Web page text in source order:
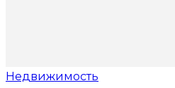
Недвижимость